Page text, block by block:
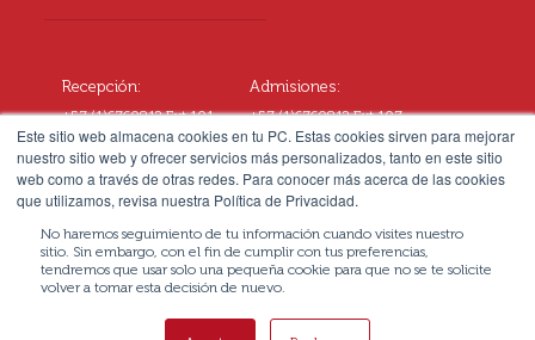
Este sitio web almacena cookies en tu PC. Estas cookies sirven para mejorar
nuestro sitio web y ofrecer servicios más personalizados, tanto en este sitio
web como a través de otras redes. Para conocer más acerca de las cookies
que utilizamos, revisa nuestra Política de Privacidad.
No haremos seguimiento de tu información cuando visites nuestro
sitio. Sin embargo, con el fin de cumplir con tus preferencias,
tendremos que usar solo una pequeña cookie para que no se te solicite
volver a tomar esta decisión de nuevo.
Recepción:
+57 (1)6760812 Ext.101
+57 3057677108
Admisiones:
+57 (1)6760812 Ext.107
+57 3102545414